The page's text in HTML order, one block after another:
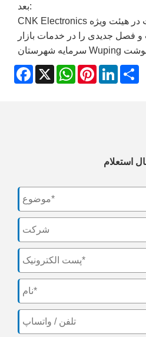
بعد:
CNK Electronics با موفقیت در هیئت ویژه "SRUI" بورس
فصل جدیدی را در خدمات بازار
Facebook
X WhatsApp
Pinterest
استعلام